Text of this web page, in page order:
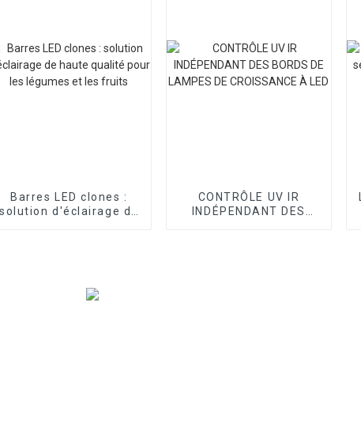
Barres LED clones :
solution d'éclairage de
CONTRÔLE UV IR
INDÉPENDANT DES